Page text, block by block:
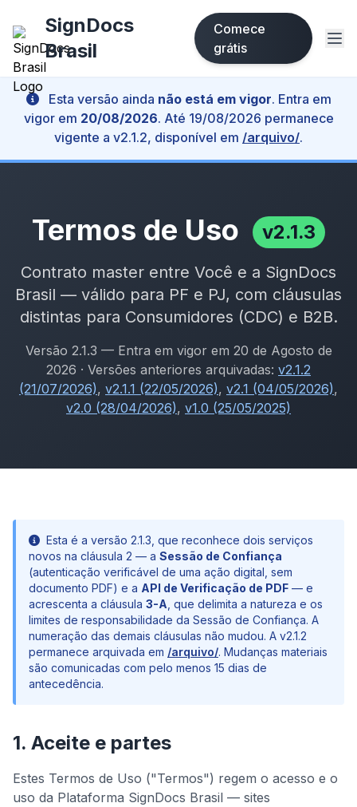
SignDocs
Brasil
Comece
grátis
Esta versão ainda não está em vigor. Entra em
vigor em 20/08/2026. Até 19/08/2026 permanece
vigente a v2.1.2, disponível em /arquivo/.
Termos de Uso v2.1.3
Contrato master entre Você e a SignDocs
Brasil — válido para PF e PJ, com cláusulas
distintas para Consumidores (CDC) e B2B.
Versão 2.1.3 — Entra em vigor em 20 de Agosto de
2026 · Versões anteriores arquivadas: v2.1.2
(21/07/2026), v2.1.1 (22/05/2026), v2.1 (04/05/2026),
v2.0 (28/04/2026), v1.0 (25/05/2025)
Esta é a versão 2.1.3, que reconhece dois serviços
novos na cláusula 2 — a Sessão de Confiança
(autenticação verificável de uma ação digital, sem
documento PDF) e a API de Verificação de PDF — e
acrescenta a cláusula 3-A , que delimita a natureza e os
limites de responsabilidade da Sessão de Confiança. A
numeração das demais cláusulas não mudou. A v2.1.2
permanece arquivada em /arquivo/. Mudanças materiais
são comunicadas com pelo menos 15 dias de
antecedência.
1. Aceite e partes
Estes Termos de Uso ("Termos") regem o acesso e o
uso da Plataforma SignDocs Brasil — sites